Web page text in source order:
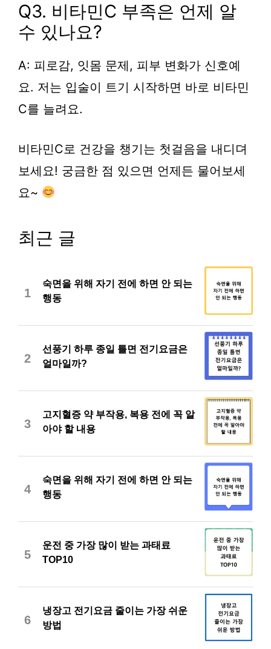
Q3. 비타민C 부족은 언제 알
수 있나요?
A: 피로감, 잇몸 문제, 피부 변화가 신호예
요. 저는 입술이 트기 시작하면 바로 비타민
C를 늘려요.
비타민C로 건강을 챙기는 첫걸음을 내디뎌
보세요! 궁금한 점 있으면 언제든 물어보세
요~
최근 글
1
숙면을 위해 자기 전에 하면 안 되는
행동
2
선풍기 하루 종일 틀면 전기요금은
얼마일까?
3
고지혈증 약 부작용, 복용 전에 꼭 알
아야 할 내용
4
숙면을 위해 자기 전에 하면 안 되는
행동
5
운전 중 가장 많이 받는 과태료
TOP10
6
냉장고 전기요금 줄이는 가장 쉬운
방법